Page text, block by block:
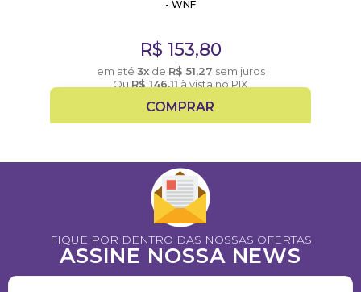
- WNF
R$ 153,80
em até 3xde R$ 51,27 sem juros
Ou R$ 146,11 à vista no PIX
COMPRAR
FIQUE POR DENTRO DAS NOSSAS OFERTAS
ASSINE NOSSA NEWS